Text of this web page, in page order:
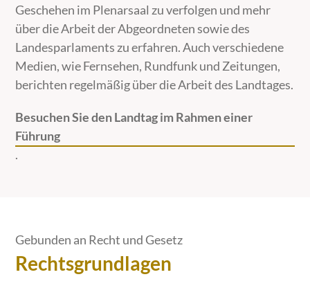
Geschehen im Plenarsaal zu verfolgen und mehr
über die Arbeit der Abgeordneten sowie des
Landesparlaments zu erfahren. Auch verschiedene
Medien, wie Fernsehen, Rundfunk und Zeitungen,
berichten regelmäßig über die Arbeit des Landtages.
Besuchen Sie den Landtag im Rahmen einer
Führung
.
Gebunden an Recht und Gesetz
Rechtsgrundlagen